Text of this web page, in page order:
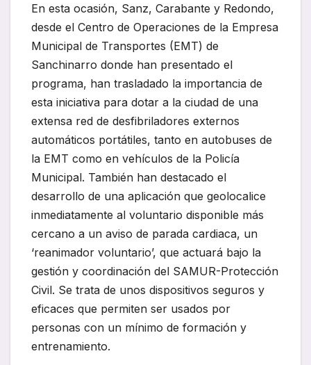
En esta ocasión, Sanz, Carabante y Redondo,
desde el Centro de Operaciones de la Empresa
Municipal de Transportes (EMT) de
Sanchinarro donde han presentado el
programa, han trasladado la importancia de
esta iniciativa para dotar a la ciudad de una
extensa red de desfibriladores externos
automáticos portátiles, tanto en autobuses de
la EMT como en vehículos de la Policía
Municipal. También han destacado el
desarrollo de una aplicación que geolocalice
inmediatamente al voluntario disponible más
cercano a un aviso de parada cardiaca, un
‘reanimador voluntario’, que actuará bajo la
gestión y coordinación del SAMUR-Protección
Civil. Se trata de unos dispositivos seguros y
eficaces que permiten ser usados por
personas con un mínimo de formación y
entrenamiento.